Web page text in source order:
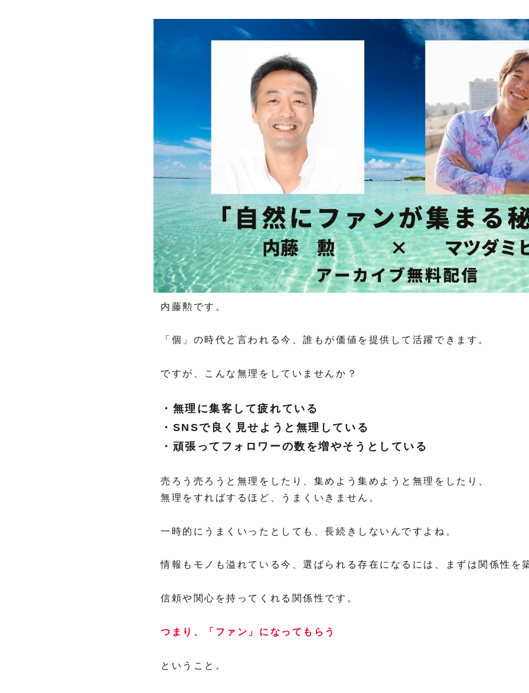
内藤勲です。
「個」の時代と言われる今、誰もが価値を提供して活躍できます。
ですが、こんな無理をしていませんか？
・無理に集客して疲れている
・SNSで良く見せようと無理している
・頑張ってフォロワーの数を増やそうとしている
売ろう売ろうと無理をしたり、集めよう集めようと無理をしたり、
無理をすればするほど、うまくいきません。
一時的にうまくいったとしても、長続きしないんですよね。
情報もモノも溢れている今、選ばられる存在になるには、まずは関係性を
信頼や関心を持ってくれる関係性です。
つまり、「ファン」になってもらう
ということ。